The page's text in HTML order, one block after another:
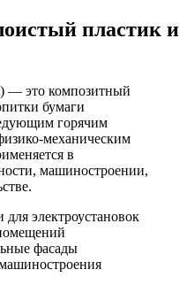
пластик и
— это композитный
бумаги
горячим
механическим
в
машиностроении,
электроустановок
фасады